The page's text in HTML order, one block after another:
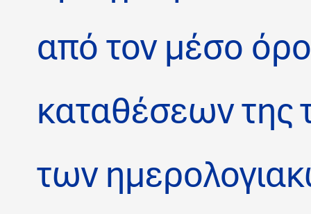
από τον μέσο
καταθέσεων της
των